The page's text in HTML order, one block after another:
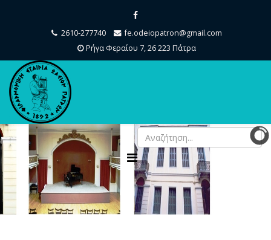
2610-277740
fe.odeiopatron@gmail.com
Ρήγα Φεραίου 7, 26 223 Πάτρα